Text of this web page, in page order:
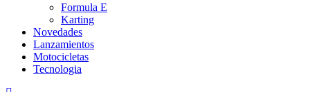
Formula E
Karting
Novedades
Lanzamientos
Motocicletas
Tecnologia